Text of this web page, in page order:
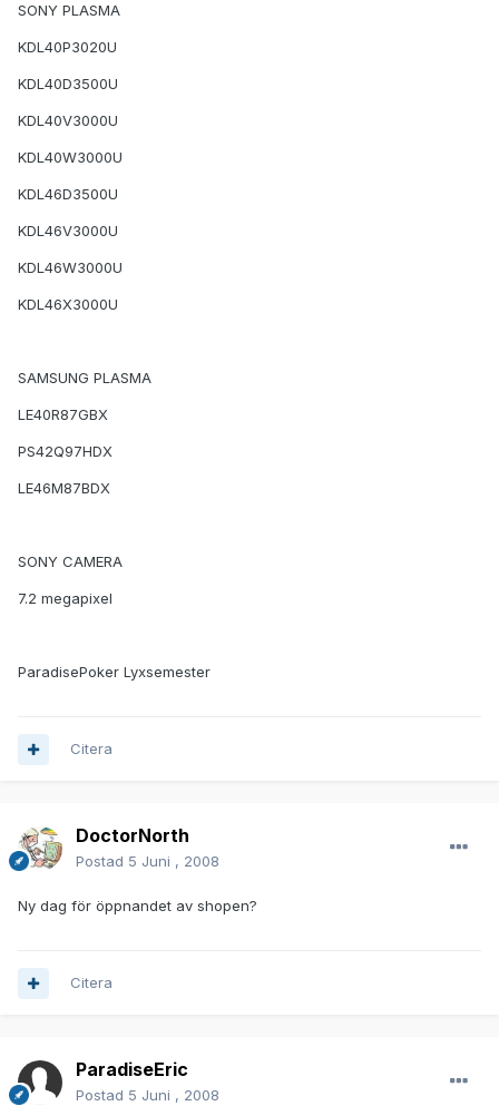
SONY PLASMA
KDL40P3020U
KDL40D3500U
KDL40V3000U
KDL40W3000U
KDL46D3500U
KDL46V3000U
KDL46W3000U
KDL46X3000U
SAMSUNG PLASMA
LE40R87GBX
PS42Q97HDX
LE46M87BDX
SONY CAMERA
7.2 megapixel
ParadisePoker Lyxsemester
Citera
DoctorNorth
Postad 5 Juni , 2008
Ny dag för öppnandet av shopen?
Citera
ParadiseEric
Postad 5 Juni , 2008